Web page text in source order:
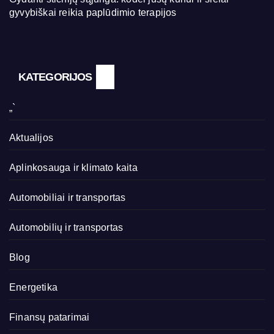
gyvybiškai reikia paplūdimio terapijos
KATEGORIJOS
„`
Aktualijos
Aplinkosauga ir klimato kaita
Automobiliai ir transportas
Automobilių ir transportas
Blog
Energetika
Finansų patarimai